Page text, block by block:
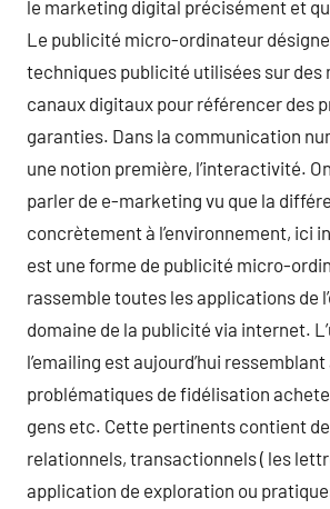
le marketing digital précisément et
Le publicité micro-ordinateur
techniques publicité utilisées sur des
canaux digitaux pour référencer des
garanties. Dans la communication
une notion première, l’interactivité.
parler de e-marketing vu que la
concrètement à l’environnement, ici
est une forme de publicité micro-
rassemble toutes les applications de
domaine de la publicité via internet.
l’emailing est aujourd’hui ressemblant
problématiques de fidélisation
gens etc. Cette pertinents contient
relationnels, transactionnels ( les
application de exploration ou